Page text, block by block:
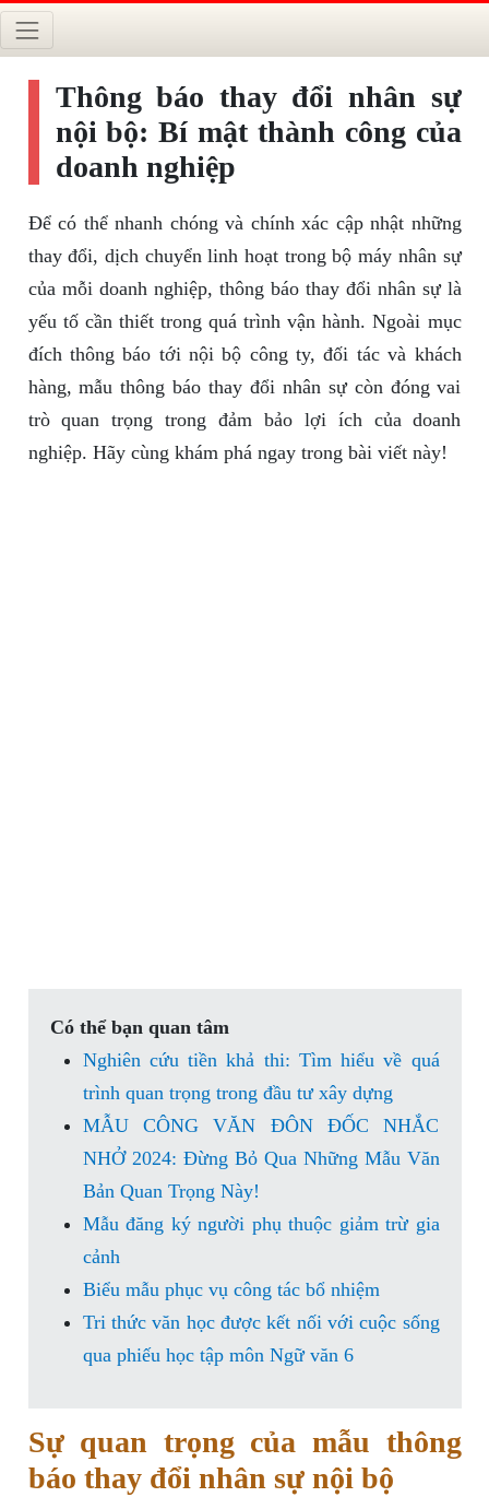
Thông báo thay đổi nhân sự
nội bộ: Bí mật thành công của
doanh nghiệp
Để có thể nhanh chóng và chính xác cập nhật những
thay đổi, dịch chuyển linh hoạt trong bộ máy nhân sự
của mỗi doanh nghiệp, thông báo thay đổi nhân sự là
yếu tố cần thiết trong quá trình vận hành. Ngoài mục
đích thông báo tới nội bộ công ty, đối tác và khách
hàng, mẫu thông báo thay đổi nhân sự còn đóng vai
trò quan trọng trong đảm bảo lợi ích của doanh
nghiệp. Hãy cùng khám phá ngay trong bài viết này!
Có thể bạn quan tâm
Nghiên cứu tiền khả thi: Tìm hiểu về quá
trình quan trọng trong đầu tư xây dựng
MẪU CÔNG VĂN ĐÔN ĐỐC NHẮC
NHỞ 2024: Đừng Bỏ Qua Những Mẫu Văn
Bản Quan Trọng Này!
Mẫu đăng ký người phụ thuộc giảm trừ gia
cảnh
Biểu mẫu phục vụ công tác bổ nhiệm
Tri thức văn học được kết nối với cuộc sống
qua phiếu học tập môn Ngữ văn 6
Sự quan trọng của mẫu thông
báo thay đổi nhân sự nội bộ